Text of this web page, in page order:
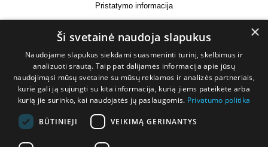
Pristatymo informacija
Prekių grąžinimas
Kontaktai
+370 677 31358
×
Ši svetainė naudoja slapukus
Naudojame slapukus siekdami suasmeninti turinį, skelbimus ir
analizuoti srautą. Taip pat dalijamės informacija apie jūsų
naudojimąsi mūsų svetaine su mūsų reklamos ir analizės partneriais,
kurie gali ją sujungti su kita informacija, kurią jiems pateikėte arba
kurią jie surinko, kai naudojatės jų paslaugomis. Privatumo politika
BŪTINIEJI VEIKIMĄ GERINANTYS